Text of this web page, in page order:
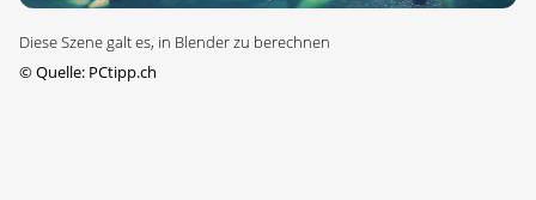
Diese Szene galt es, in Blender zu berechnen
©Quelle: PCtipp.ch